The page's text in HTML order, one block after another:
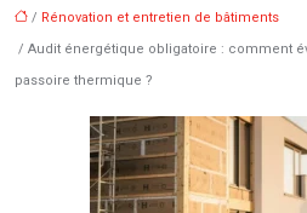
/ Rénovation et entretien de bâtiments
/ Audit énergétique obligatoire : comment
passoire thermique ?